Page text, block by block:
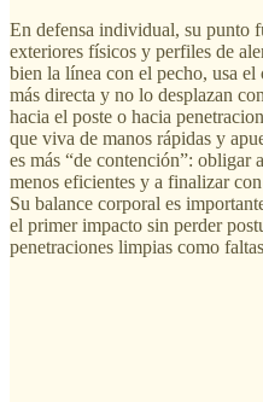
En defensa individual, su punto
exteriores físicos y perfiles de
bien la línea con el pecho, usa
más directa y no lo desplazan
hacia el poste o hacia
que viva de manos rápidas y
es más “de contención”: obligar
menos eficientes y a finalizar
Su balance corporal es
el primer impacto sin perder
penetraciones limpias como